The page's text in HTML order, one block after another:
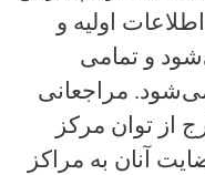
اولیه و
و تمامی
مراجعانی
از توان مرکز
آنان به مراکز